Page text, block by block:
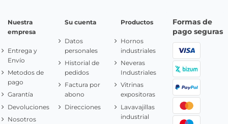
Nuestra
empresa
Entrega y
Envío
Metodos de
pago
Garantía
Devoluciones
Nosotros
Su cuenta
Datos
personales
Historial de
pedidos
Factura por
abono
Direcciones
Productos
Hornos
industriales
Neveras
Industriales
Vitrinas
expositoras
Lavavajillas
industrial
Formas de
pago seguras